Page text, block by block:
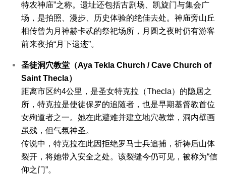
特农神庙”之称。 遗址还包括古剧场、凯旋门与集会广
场，是拍照、漫步、历史体验的绝佳去处。神庙旁山丘
相传曾为月神赫卡忒的祭祀场所，月圆之夜时仍有游客
前来夜拍“月下遗迹”。
圣徒洞穴教堂（Aya Tekla Church / Cave Church of
Saint Thecla）
距离市区约4公里，是圣女特克拉（Thecla）的隐居之
所，特克拉是使徒保罗的追随者，也是早期基督教首位
女殉道者之一。她在此避难并建立地穴教堂，洞内壁画
虽残，但气氛神圣。
传说中，特克拉在此因拒绝罗马士兵追捕，祈祷后山体
裂开，将她带入安全之处。该裂缝今仍可见，被称为“信
仰之门”。